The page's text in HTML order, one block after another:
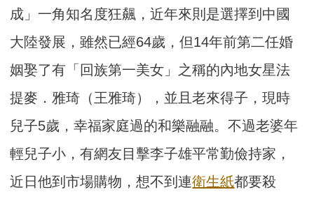
成」一角知名度狂飆，近年來則是選擇到中國
大陸發展，雖然已經64歲，但14年前第二任婚
姻娶了有「回族第一美女」之稱的內地女星法
提麥．雅琦（王雅琦），並且老來得子，現時
兒子5歲，幸福家庭過的和樂融融。不過老婆年
輕兒子小，有網友目擊李子雄平常勤儉持家，
近日他到市場購物，想不到連衛生紙都要殺